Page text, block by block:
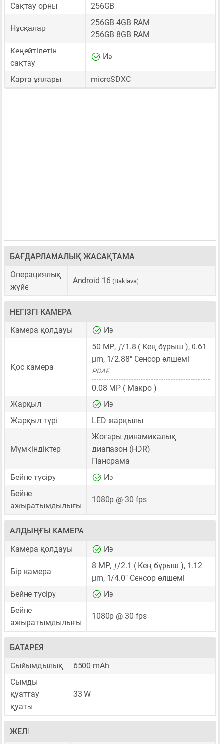
Сақтау орны 256GB
Нұсқалар
256GB 4GB RAM
256GB 8GB RAM
Кеңейтілетін
сақтау
Иә
Карта ұялары microSDXC
БАҒДАРЛАМАЛЫҚ ЖАСАҚТАМА
Операциялық
жүйе
Android 16 (Baklava)
НЕГІЗГІ КАМЕРА
Камера қолдауы
Иә
Қос камера
50 MP, ƒ/1.8 ( Кең бұрыш ), 0.61
μm, 1/2.88" Сенсор өлшемі
PDAF
0.08 MP ( Макро )
Жарқыл
Иә
Жарқыл түрі
LED жарқылы
Мүмкіндіктер
Жоғары динамикалық
диапазон (HDR)
Панорама
Бейне түсіру
Иә
Бейне
ажыратымдылығы
1080p @ 30 fps
АЛДЫҢҒЫ КАМЕРА
Камера қолдауы
Иә
Бір камера
8 MP, ƒ/2.1 ( Кең бұрыш ), 1.12
μm, 1/4.0" Сенсор өлшемі
Бейне түсіру
Иә
Бейне
ажыратымдылығы
1080p @ 30 fps
БАТАРЕЯ
Сыйымдылық
6500 mAh
Сымды
қуаттау
қуаты
33 W
ЖЕЛІ